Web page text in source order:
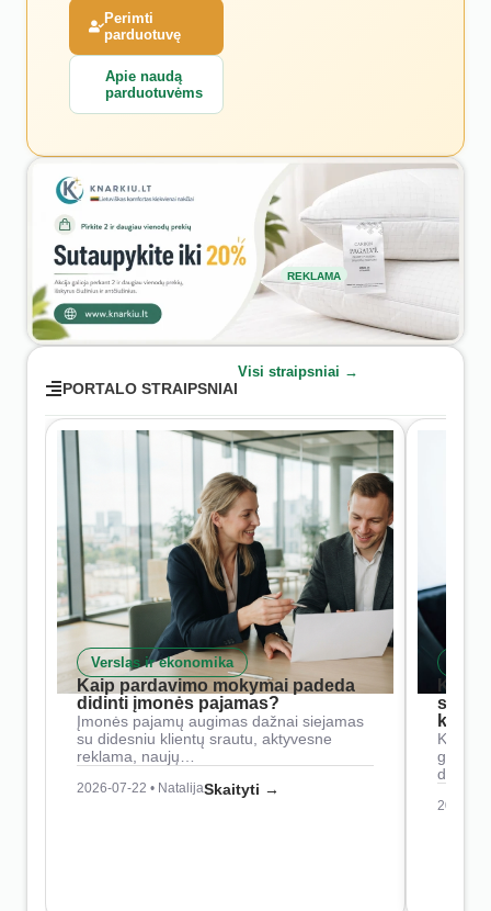
Perimti
parduotuvę
Apie naudą
parduotuvėms
REKLAMA
PORTALO STRAIPSNIAI
Visi straipsniai →
Verslas ir ekonomika
Kaip pardavimo mokymai padeda
didinti įmonės pajamas?
Įmonės pajamų augimas dažnai siejamas
su didesniu klientų srautu, aktyvesne
reklama, naujų…
2026-07-22 • NatalijaSkaityti →
Kaip
2026-